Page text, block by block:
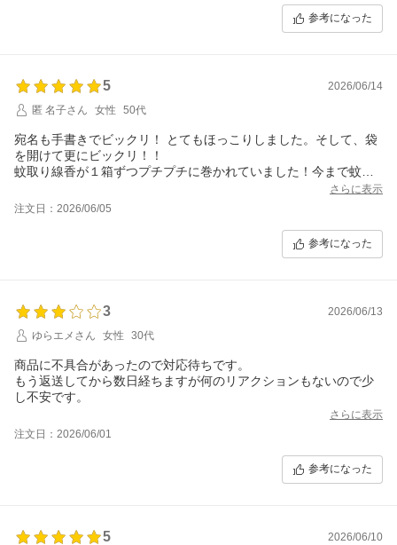
参考になった
5
2026/06/14
匿 名子さん
女性 50代
宛名も手書きでビックリ！ とてもほっこりしました。そして、袋
を開けて更にビックリ！！
蚊取り線香が１箱ずつプチプチに巻かれていました！今まで蚊取
り線香を買って1箱ずつプチプチに巻かれていた事はなかったで
す！感動しました！とても丁寧に梱包していただきありがとうご
さらに表示
注文日：2026/06/05
参考になった
3
2026/06/13
ゆらエメさん
女性 30代
商品に不具合があったので対応待ちです。
もう返送してから数日経ちますが何のリアクションもないので少
し不安です。
さらに表示
注文日：2026/06/01
参考になった
5
2026/06/10